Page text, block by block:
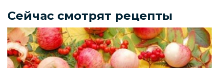
Сейчас смотрят рецепты